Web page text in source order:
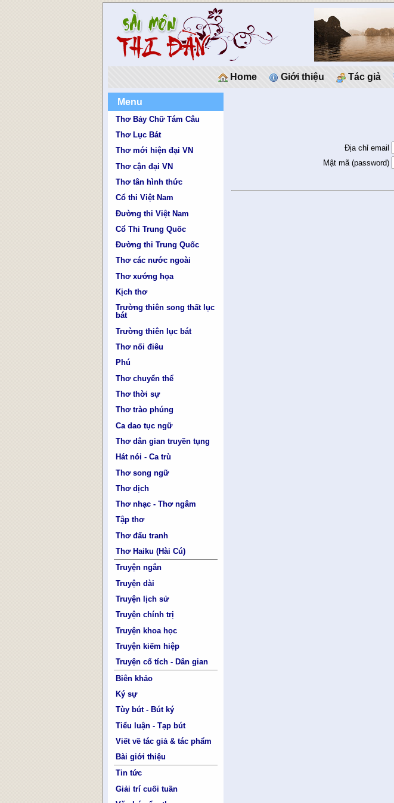
Home Giới thiệu Tác giả
Menu
Thơ Bảy Chữ Tám Câu
Thơ Lục Bát
Thơ mới hiện đại VN
Thơ cận đại VN
Thơ tân hình thức
Cổ thi Việt Nam
Đường thi Việt Nam
Cổ Thi Trung Quốc
Đường thi Trung Quốc
Thơ các nước ngoài
Thơ xướng họa
Kịch thơ
Trường thiên song thất lục
bát
Trường thiên lục bát
Thơ nối điêu
Phú
Thơ chuyển thể
Thơ thời sự
Thơ trào phúng
Ca dao tục ngữ
Thơ dân gian truyền tụng
Hát nói - Ca trù
Thơ song ngữ
Thơ dịch
Thơ nhạc - Thơ ngâm
Tập thơ
Thơ đấu tranh
Thơ Haiku (Hài Cú)
Truyện ngắn
Truyện dài
Truyện lịch sử
Truyện chính trị
Truyện khoa học
Truyện kiếm hiệp
Truyện cổ tích - Dân gian
Biên khảo
Ký sự
Tùy bút - Bút ký
Tiểu luận - Tạp bút
Viết về tác giả & tác phẩm
Bài giới thiệu
Tin tức
Giải trí cuối tuần
Địa chỉ email
Mật mã (password)